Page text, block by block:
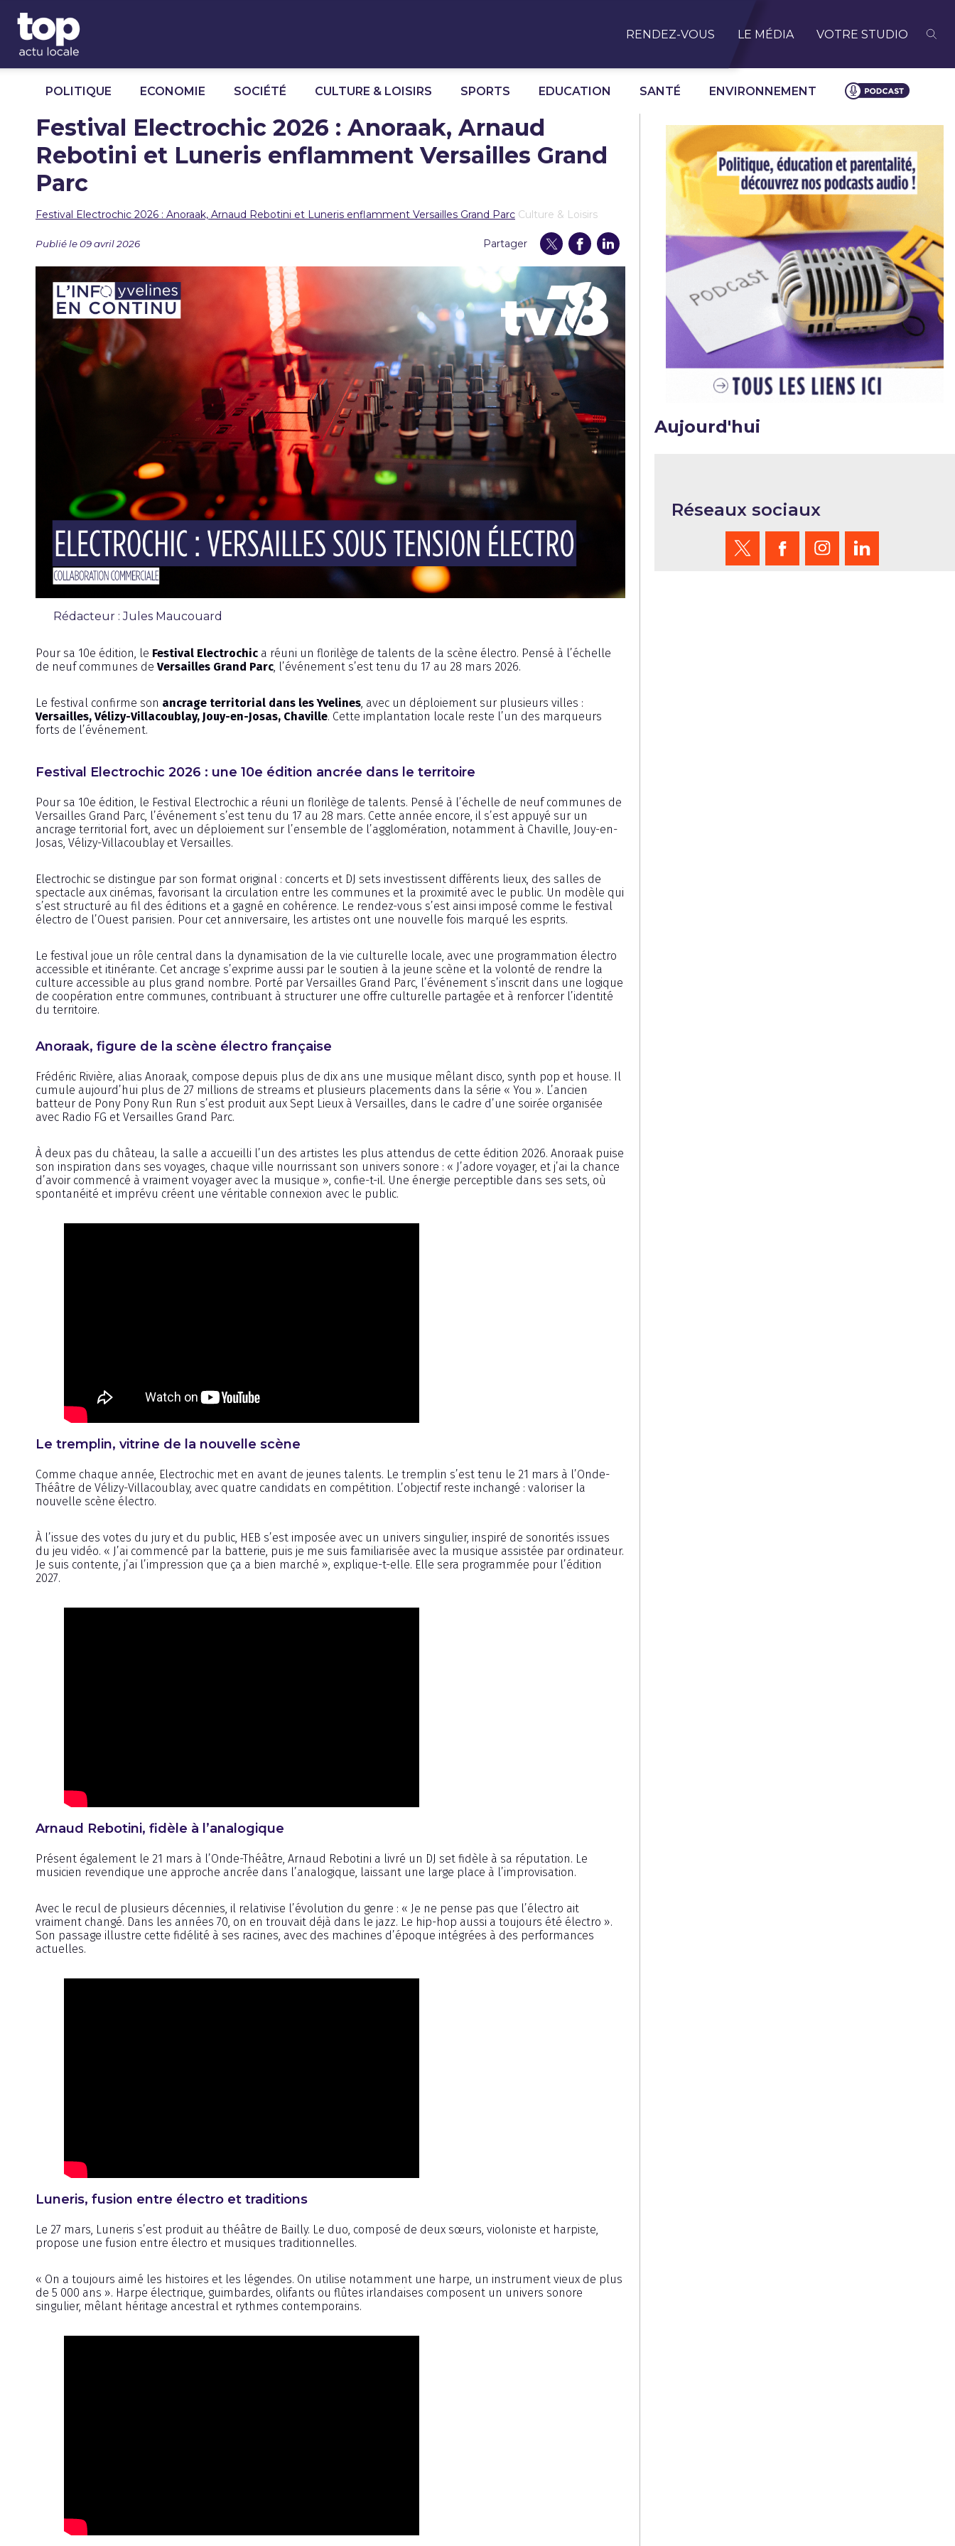
RENDEZ-VOUS LE MÉDIA VOTRE STUDIO
POLITIQUE ECONOMIE SOCIÉTÉ CULTURE & LOISIRS SPORTS EDUCATION SANTÉ ENVIRONNEMENT
Festival Electrochic 2026 : Anoraak, Arnaud
Rebotini et Luneris enflamment Versailles Grand
Parc
Festival Electrochic 2026 : Anoraak, Arnaud Rebotini et Luneris enflamment Versailles Grand Parc Culture & Loisirs
Publié le 09 avril 2026 Partager
Rédacteur : Jules Maucouard
Pour sa 10e édition, le Festival Electrochic a réuni un florilège de talents de la scène électro. Pensé à l’échelle
de neuf communes de Versailles Grand Parc, l’événement s’est tenu du 17 au 28 mars 2026.
Le festival confirme son ancrage territorial dans les Yvelines, avec un déploiement sur plusieurs villes :
Versailles, Vélizy-Villacoublay, Jouy-en-Josas, Chaville. Cette implantation locale reste l’un des marqueurs
forts de l’événement.
Festival Electrochic 2026 : une 10e édition ancrée dans le territoire
Pour sa 10e édition, le Festival Electrochic a réuni un florilège de talents. Pensé à l’échelle de neuf communes de
Versailles Grand Parc, l’événement s’est tenu du 17 au 28 mars. Cette année encore, il s’est appuyé sur un
ancrage territorial fort, avec un déploiement sur l’ensemble de l’agglomération, notamment à Chaville, Jouy-en-
Josas, Vélizy-Villacoublay et Versailles.
Electrochic se distingue par son format original : concerts et DJ sets investissent différents lieux, des salles de
spectacle aux cinémas, favorisant la circulation entre les communes et la proximité avec le public. Un modèle qui
s’est structuré au fil des éditions et a gagné en cohérence. Le rendez-vous s’est ainsi imposé comme le festival
électro de l’Ouest parisien. Pour cet anniversaire, les artistes ont une nouvelle fois marqué les esprits.
Le festival joue un rôle central dans la dynamisation de la vie culturelle locale, avec une programmation électro
accessible et itinérante. Cet ancrage s’exprime aussi par le soutien à la jeune scène et la volonté de rendre la
culture accessible au plus grand nombre. Porté par Versailles Grand Parc, l’événement s’inscrit dans une logique
de coopération entre communes, contribuant à structurer une offre culturelle partagée et à renforcer l’identité
du territoire.
Anoraak, figure de la scène électro française
Frédéric Rivière, alias Anoraak, compose depuis plus de dix ans une musique mêlant disco, synth pop et house. Il
cumule aujourd’hui plus de 27 millions de streams et plusieurs placements dans la série « You ». L’ancien
batteur de Pony Pony Run Run s’est produit aux Sept Lieux à Versailles, dans le cadre d’une soirée organisée
avec Radio FG et Versailles Grand Parc.
À deux pas du château, la salle a accueilli l’un des artistes les plus attendus de cette édition 2026. Anoraak puise
son inspiration dans ses voyages, chaque ville nourrissant son univers sonore : « J’adore voyager, et j’ai la chance
d’avoir commencé à vraiment voyager avec la musique », confie-t-il. Une énergie perceptible dans ses sets, où
spontanéité et imprévu créent une véritable connexion avec le public.
Le tremplin, vitrine de la nouvelle scène
Comme chaque année, Electrochic met en avant de jeunes talents. Le tremplin s’est tenu le 21 mars à l’Onde-
Théâtre de Vélizy-Villacoublay, avec quatre candidats en compétition. L’objectif reste inchangé : valoriser la
nouvelle scène électro.
À l’issue des votes du jury et du public, HEB s’est imposée avec un univers singulier, inspiré de sonorités issues
du jeu vidéo. « J’ai commencé par la batterie, puis je me suis familiarisée avec la musique assistée par ordinateur.
Je suis contente, j’ai l’impression que ça a bien marché », explique-t-elle. Elle sera programmée pour l’édition
2027.
Arnaud Rebotini, fidèle à l’analogique
Présent également le 21 mars à l’Onde-Théâtre, Arnaud Rebotini a livré un DJ set fidèle à sa réputation. Le
musicien revendique une approche ancrée dans l’analogique, laissant une large place à l’improvisation.
Avec le recul de plusieurs décennies, il relativise l’évolution du genre : « Je ne pense pas que l’électro ait
vraiment changé. Dans les années 70, on en trouvait déjà dans le jazz. Le hip-hop aussi a toujours été électro ».
Son passage illustre cette fidélité à ses racines, avec des machines d’époque intégrées à des performances
actuelles.
Luneris, fusion entre électro et traditions
Le 27 mars, Luneris s’est produit au théâtre de Bailly. Le duo, composé de deux sœurs, violoniste et harpiste,
propose une fusion entre électro et musiques traditionnelles.
« On a toujours aimé les histoires et les légendes. On utilise notamment une harpe, un instrument vieux de plus
de 5 000 ans ». Harpe électrique, guimbardes, olifants ou flûtes irlandaises composent un univers sonore
singulier, mêlant héritage ancestral et rythmes contemporains.
Aujourd'hui
Réseaux sociaux